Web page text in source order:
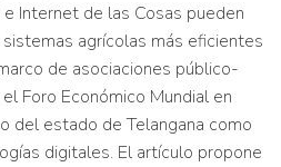
Internet de las Cosas pueden
agrícolas más eficientes
de asociaciones público-
Foro Económico Mundial en
del estado de Telangana como
digitales. El artículo propone